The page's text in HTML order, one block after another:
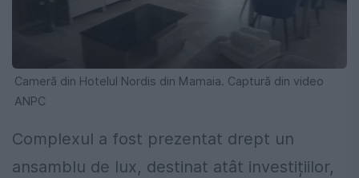
Cameră din Hotelul Nordis din Mamaia. Captură din video
ANPC
Complexul a fost prezentat drept un
ansamblu de lux, destinat atât investițiilor,